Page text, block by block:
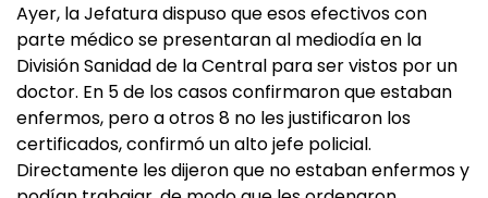
Ayer, la Jefatura dispuso que esos efectivos con
parte médico se presentaran al mediodía en la
División Sanidad de la Central para ser vistos por un
doctor. En 5 de los casos confirmaron que estaban
enfermos, pero a otros 8 no les justificaron los
certificados, confirmó un alto jefe policial.
Directamente les dijeron que no estaban enfermos y